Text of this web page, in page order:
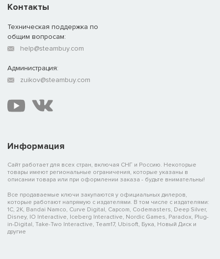
Информация
Сайт работает для всех стран, включая СНГ и Россию. Некоторые
товары имеют региональные ограничения, которые указаны в
описании товара или при оформлении заказа - будьте внимательны!
Все продаваемые ключи закупаются у официальных дилеров,
которые работают напрямую с издателями. В том числе с издателями:
1C, 2K, Bandai Namco, Curve Digital, Capcom, Codemasters, Deep Silver,
Disney, IO Interactive, Iceberg Interactive, Nordic Games, Paradox, Plug-
in-Digital, Take-Two Interactive, Team17, Ubisoft, Бука, Новый Диск и
другие
Контакты
Техническая поддержка по
общим вопросам:
help@steambuy.com
Администрация:
zuikov@steambuy.com